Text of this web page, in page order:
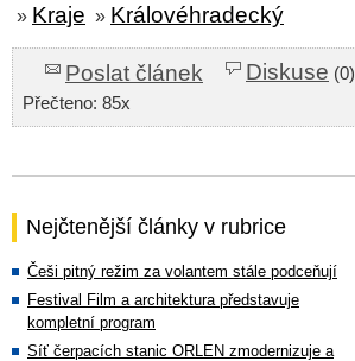
» Kraje » Královéhradecký
Poslat článek Diskuse (0)
Přečteno: 85x
Nejčtenější články v rubrice
Češi pitný režim za volantem stále podceňují
Festival Film a architektura představuje
kompletní program
Síť čerpacích stanic ORLEN zmodernizuje a